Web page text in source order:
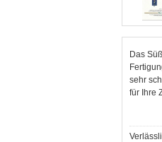
Das
sehr
für Ihre